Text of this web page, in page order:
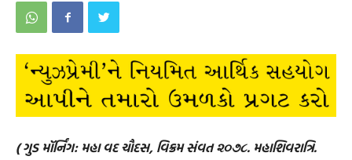
( ગુડ મૉર્નિંગ: મહા વદ ચૌદસ, વિક્રમ સંવત ૨૦૭૮. મહાશિવરાત્રિ.